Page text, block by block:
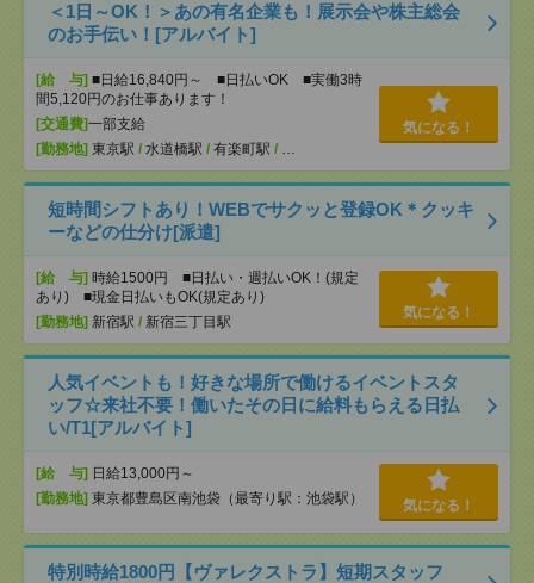
＜1日～OK！＞あの有名企業も！展示会や株主総会
のお手伝い！[アルバイト]
[給 与] ■日給16,840円～ ■日払いOK ■実働3時
間5,120円のお仕事あります！
[交通費]一部支給
[勤務地] 東京駅 / 水道橋駅 / 有楽町駅 / …
気になる！
短時間シフトあり！WEBでサクッと登録OK＊クッキ
ーなどの仕分け[派遣]
[給 与] 時給1500円 ■日払い・週払いOK！(規定
あり) ■現金日払いもOK(規定あり)
[勤務地] 新宿駅 / 新宿三丁目駅
気になる！
人気イベントも！好きな場所で働けるイベントスタ
ッフ☆来社不要！働いたその日に給料もらえる日払
い/T1[アルバイト]
[給 与] 日給13,000円～
[勤務地] 東京都豊島区南池袋（最寄り駅：池袋駅） 気になる！
特別時給1800円【ヴァレクストラ】短期スタッフ